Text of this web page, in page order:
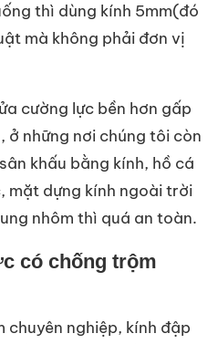
thì dùng kính 5mm(đó
mà không phải đơn vị
cường lực bền hơn gấp
ở những nơi chúng tôi còn
khấu bằng kính, hồ cá
mặt dựng kính ngoài trời
nhôm thì quá an toàn.
có chống trộm
nghiệp, kính đập